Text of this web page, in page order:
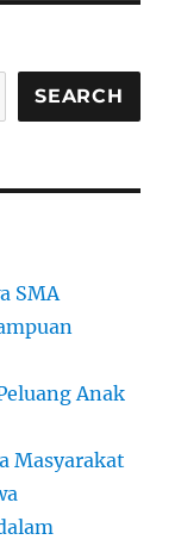
Manajer?
Sekolah
SEARCH
SMA
Anak
Masyarakat